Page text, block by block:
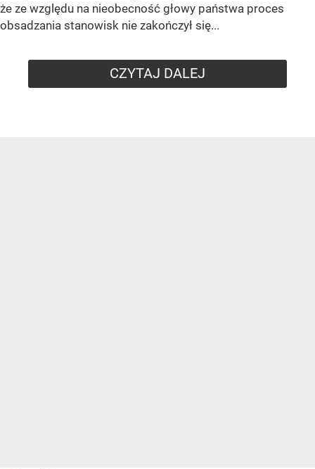
że ze względu na nieobecność głowy państwa proces
obsadzania stanowisk nie zakończył się...
CZYTAJ DALEJ